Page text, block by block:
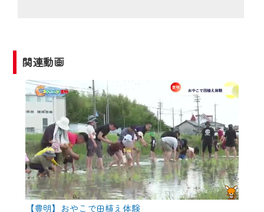
関連動画
【豊明】おやこで田植え体験
2024年9月24日からはご加入者様へのサー
ビス向上のため、
『CCNet Web TV』を利用いただくには、
一部コンテンツを除き、
CCNetサービスへの加入と『CCNetマイ
ページ※』へのログインが必要となりま
す。
何卒、ご理解ご了承の程よろしくお願い
いたします。